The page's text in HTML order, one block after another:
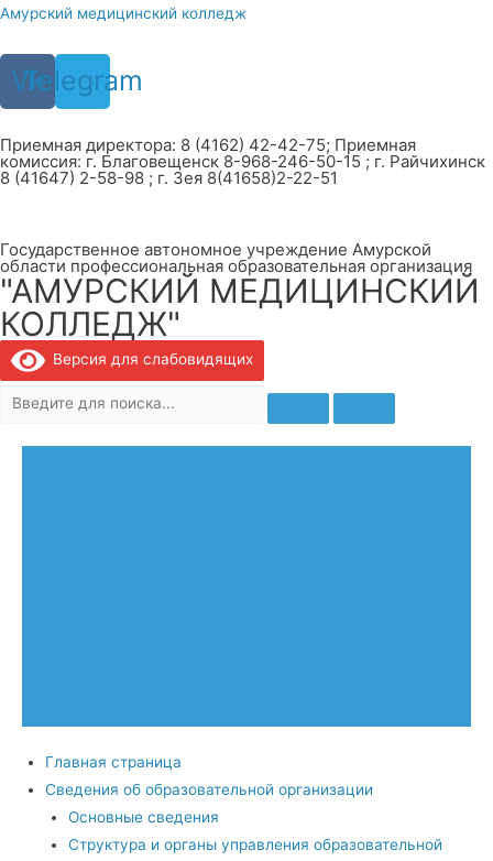
Перейти
содержимому
Амурский медицинский колледж
Vk
Telegram
Приемная директора: 8 (4162) 42-42-75; Приемная
комиссия: г. Благовещенск 8-968-246-50-15 ; г. Райчихинск
8 (41647) 2-58-98 ; г. Зея 8(41658)2-22-51
Государственное автономное учреждение Амурской
области профессиональная образовательная организация
"АМУРСКИЙ МЕДИЦИНСКИЙ
КОЛЛЕДЖ"
Версия для слабовидящих
Главная страница
Сведения об образовательной организации
Основные сведения
Структура и органы управления образовательной